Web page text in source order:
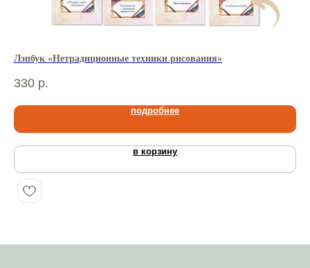
Лэпбук «Нетрадиционные техники рисования»
330 р.
подробнее
в корзину